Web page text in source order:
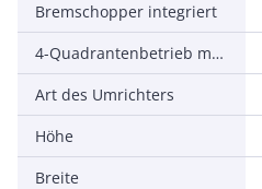
Bremschopper integriert
4-Quadrantenbetrieb möglich
Art des Umrichters
Höhe
Breite